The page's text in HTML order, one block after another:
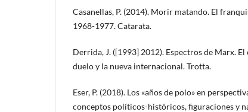
Casanellas, P. (2014). Morir matando. El
1968-1977. Catarata.
Derrida, J. ([1993] 2012). Espectros de Marx.
duelo y la nueva internacional. Trotta.
Eser, P. (2018). Los «años de polo» en
conceptos políticos-históricos, figuraciones y